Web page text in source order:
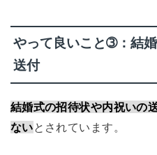
やって良いこと➂：結
送付
結婚式の招待状や内祝いの
ないとされています。